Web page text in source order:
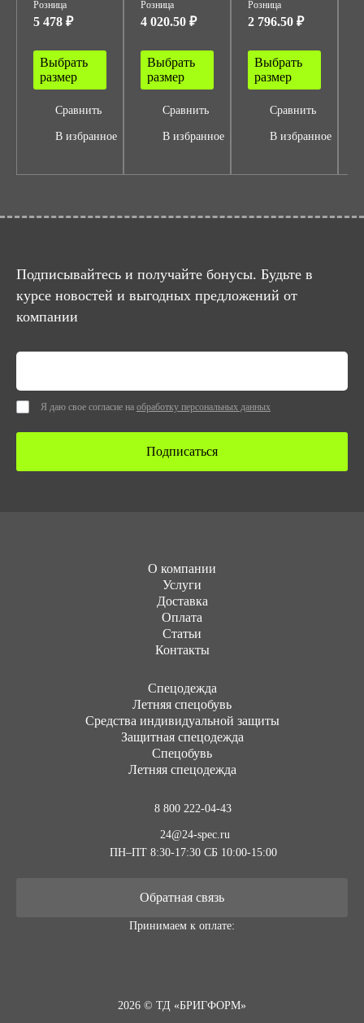
Розница
5 478 ₽
Выбрать
размер
Сравнить
В избранное
Розница
4 020.50 ₽
Выбрать
размер
Сравнить
В избранное
Розница
2 796.50 ₽
Выбрать
размер
Сравнить
В избранное
Подписывайтесь и получайте бонусы. Будьте в
курсе новостей и выгодных предложений от
компании
Я даю свое согласие на обработку персональных данных
Подписаться
О компании
Услуги
Доставка
Оплата
Статьи
Контакты
Cпецодежда
Летняя спецобувь
Средства индивидуальной защиты
Защитная спецодежда
Спецобувь
Летняя спецодежда
8 800 222-04-43
24@24-spec.ru
ПН–ПТ 8:30-17:30 СБ 10:00-15:00
Обратная связь
Принимаем к оплате:
2026 © ТД «БРИГФОРМ»